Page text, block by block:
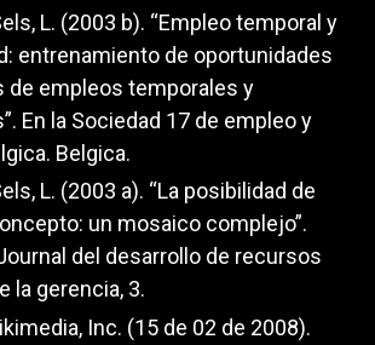
L. (2003 b). “Empleo temporal y
entrenamiento de oportunidades
de empleos temporales y
En la Sociedad 17 de empleo y
Belgica.
L. (2003 a). “La posibilidad de
un mosaico complejo”.
del desarrollo de recursos
la gerencia, 3.
Inc. (15 de 02 de 2008).